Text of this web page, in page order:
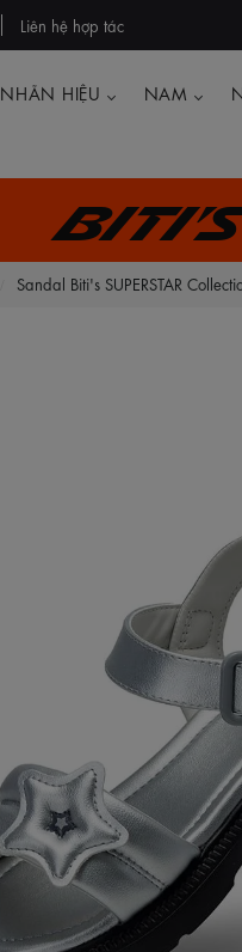
Liên hệ hợp tác
NHÃN HIỆU NAM
Sandal Biti's SUPERSTAR